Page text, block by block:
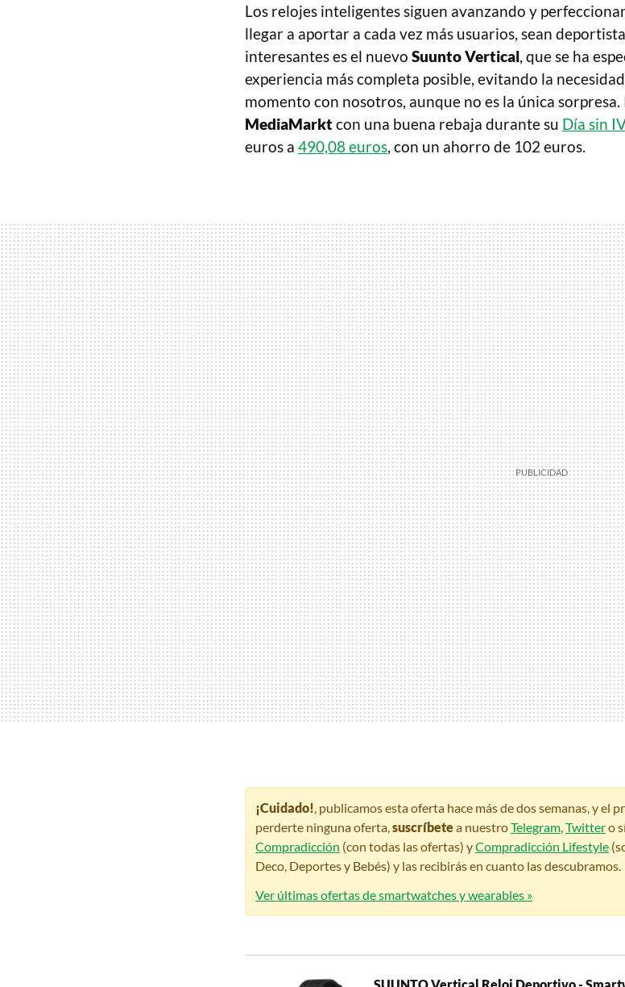
Los relojes inteligentes siguen avanzando y
llegar a aportar a cada vez más usuarios, sean
interesantes es el nuevo Suunto Vertical, que se ha
experiencia más completa posible, evitando la
momento con nosotros, aunque no es la única
MediaMarkt con una buena rebaja durante su Día sin
euros a 490,08 euros, con un ahorro de 102 euros.
¡Cuidado! , publicamos esta oferta hace más de dos semanas, y el
perderte ninguna oferta, suscríbetea nuestroTelegram Twittero
Compradicción (con todas las ofertas) yCompradicción Lifestyle
Deco, Deportes y Bebés) y las recibirás en cuanto las descubramos.
Ver últimas ofertas de smartwatches y wearables »
SUUNTO Vertical Reloj Deportivo -